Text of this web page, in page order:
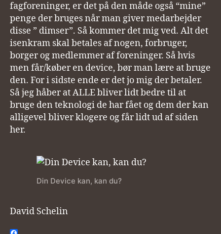
fagforeninger, er det på den måde også “mine”
penge der bruges når man giver medarbejder
disse ” dimser”. Så kommer det mig ved. Alt det
isenkram skal betales af nogen, forbruger,
borger og medlemmer af foreninger. Så hvis
men får/køber en device, bør man lære at bruge
den. For i sidste ende er det jo mig der betaler.
Så jeg håber at ALLE bliver lidt bedre til at
bruge den teknologi de har fået og dem der kan
alligevel bliver klogere og får lidt ud af siden
her.
Din Device kan, kan du?
David Schelin